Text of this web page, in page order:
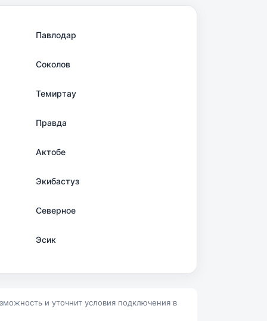
Павлодар
Соколов
Темиртау
Правда
Актобе
Экибастуз
Северное
Эсик
и уточнит условия подключения в